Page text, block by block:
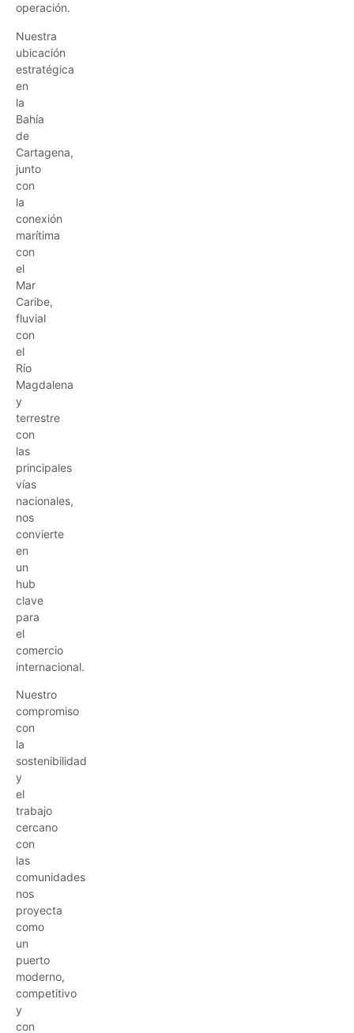
operación.
Nuestra
ubicación
estratégica
en
la
Bahía
de
Cartagena,
junto
con
la
conexión
marítima
con
el
Mar
Caribe,
fluvial
con
el
Río
Magdalena
y
terrestre
con
las
principales
vías
nacionales,
nos
convierte
en
un
hub
clave
para
el
comercio
internacional.
Nuestro
compromiso
con
la
sostenibilidad
y
el
trabajo
cercano
con
las
comunidades
nos
proyecta
como
un
puerto
moderno,
competitivo
y
con